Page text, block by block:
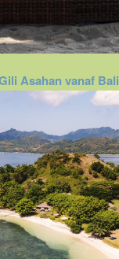
Asahan vanaf Bali